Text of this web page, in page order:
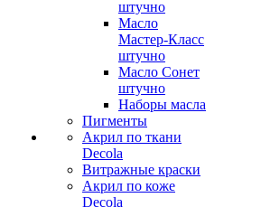
штучно
Масло
Мастер-Класс
штучно
Масло Сонет
штучно
Наборы масла
Пигменты
Акрил по ткани
Decola
Витражные краски
Акрил по коже
Decola